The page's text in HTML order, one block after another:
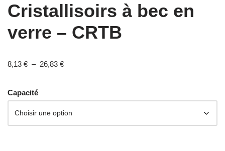
Cristallisoirs à bec en
verre – CRTB
8,13 € – 26,83 €
Capacité